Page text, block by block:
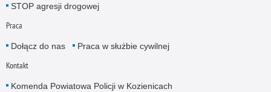
STOP agresji drogowej
Praca
Dołącz do nas Praca w służbie cywilnej
Kontakt
Komenda Powiatowa Policji w Kozienicach